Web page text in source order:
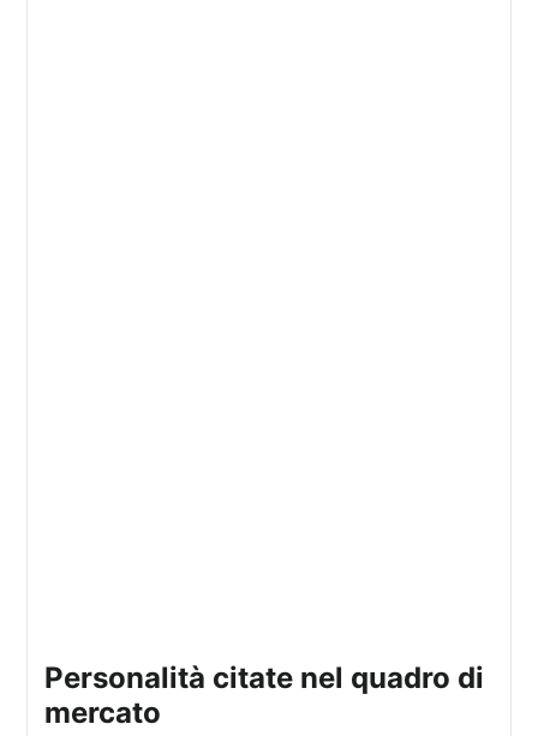
personalità citate nel quadro di
mercato